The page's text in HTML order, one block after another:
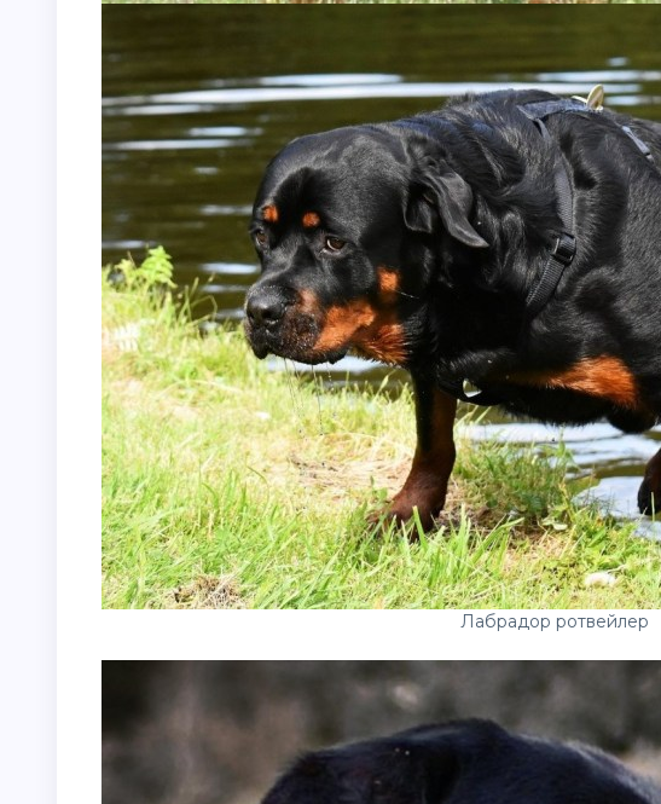
Лабрадор ротвейлер